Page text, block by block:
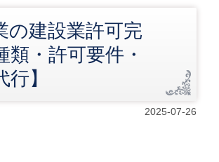
の建設業許可完
・許可要件・
】
2025-07-26